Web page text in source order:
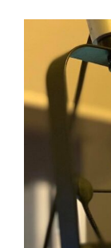
Image